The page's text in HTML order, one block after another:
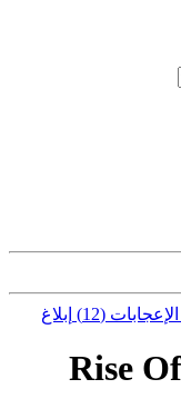
الإعجابات (12) إبلاغ
Rise